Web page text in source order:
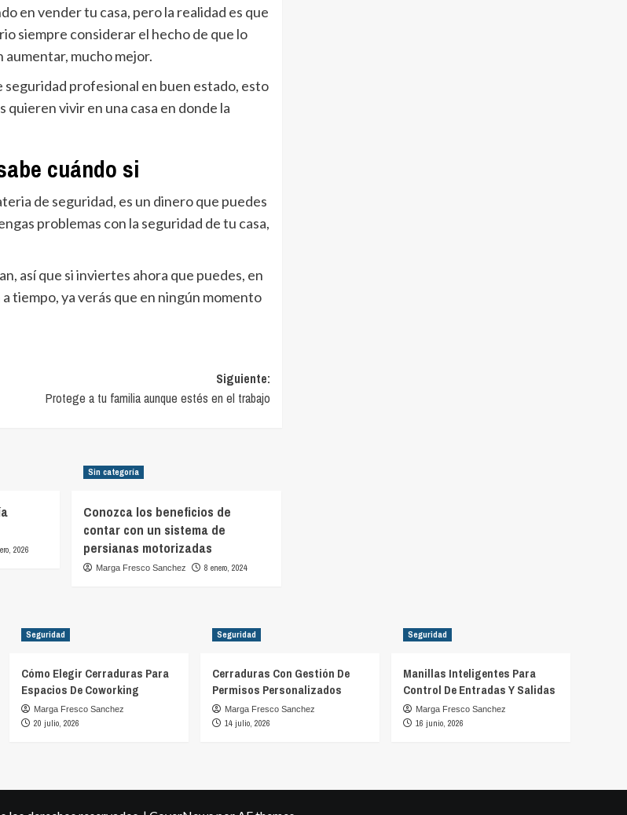
en vender tu casa, pero la realidad es que
siempre considerar el hecho de que lo
aumentar, mucho mejor.
seguridad profesional en buen estado, esto
vivir en una casa en donde la
cuándo si
de seguridad, es un dinero que puedes
problemas con la seguridad de tu casa,
así que si inviertes ahora que puedes, en
tiempo, ya verás que en ningún momento
Siguiente:
Protege a tu familia aunque estés en el trabajo
2026
Sin categoría
Conozca los beneficios de
contar con un sistema de
persianas motorizadas
Marga Fresco Sanchez 8 enero, 2024
Seguridad
Cómo Elegir Cerraduras Para
Espacios De Coworking
Marga Fresco Sanchez
20 julio, 2026
Seguridad
Cerraduras Con Gestión De
Permisos Personalizados
Marga Fresco Sanchez
14 julio, 2026
Seguridad
Manillas Inteligentes Para
Control De Entradas Y Salidas
Marga Fresco Sanchez
16 junio, 2026